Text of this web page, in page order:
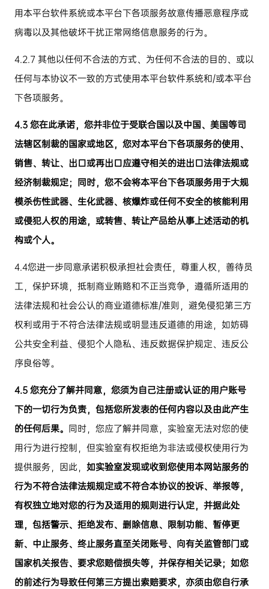
用本平台软件系统或本平台下各项服务故意传播恶意程序或
病毒以及其他破坏干扰正常网络信息服务的行为。
4.2.7其他以任何不合法的方式、为任何不合法的目的、或以
任何与本协议不一致的方式使用本平台软件系统和/或本平台
下各项服务。
4.3您在此承诺，您并非位于受联合国以及中国、美国等司
法辖区制裁的国家或地区，您对本平台下各项服务的使用、
销售、转让、出口或再出口应遵守相关的进出口法律法规或
经济制裁规定；同时，您不会将本平台下各项服务用于大规
模杀伤性武器、生化武器、核爆炸或任何不安全的核能利用
或侵犯人权的用途，或转售、转让产品给从事上述活动的机
构或个人。
4.4您进一步同意承诺积极承担社会责任，尊重人权，善待员
工，保护环境，抵制商业贿赂和不正当竞争，遵循所适用的
法律法规和社会公认的商业道德标准/准则，避免侵犯第三方
权利或用于不符合法律法规或明显违反道德的用途，如妨碍
公共安全利益、侵犯个人隐私、违反数据保护规定、违反公
序良俗等。
4.5您充分了解并同意，您须为自己注册或认证的用户账号
下的一切行为负责，包括您所发表的任何内容以及由此产生
的任何后果。 同时，您应了解并同意，实验室无法对您的使
用行为进行控制，但实验室有权拒绝为非法或侵权使用行为
提供服务，因此，如实验室发现或收到您使用本网站服务的
行为不符合法律法规规定或不符合本协议的投诉、举报等，
有权独立地对您的行为及适用的规则进行认定，并据此处
理，包括警示、拒绝发布、删除信息、限制功能、暂停更
新、中止服务、终止服务直至关闭账号、向有关监管部门或
国家机关报告、要求您赔偿损失等，并保存相关记录；如您
的前述行为导致任何第三方提出索赔要求，亦须由您自行承